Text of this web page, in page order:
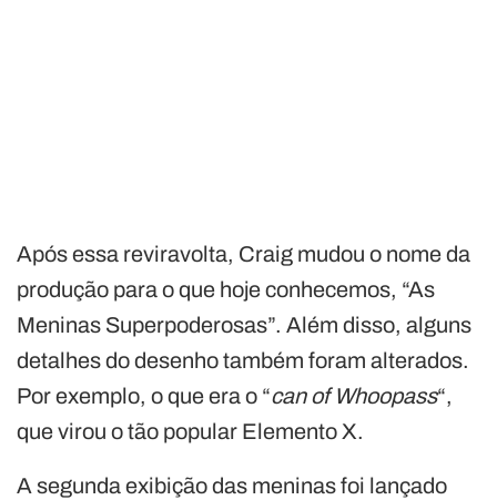
Após essa reviravolta, Craig mudou o nome da
produção para o que hoje conhecemos, “As
Meninas Superpoderosas”. Além disso, alguns
detalhes do desenho também foram alterados.
Por exemplo, o que era o “can of Whoopass“,
que virou o tão popular Elemento X.
A segunda exibição das meninas foi lançado